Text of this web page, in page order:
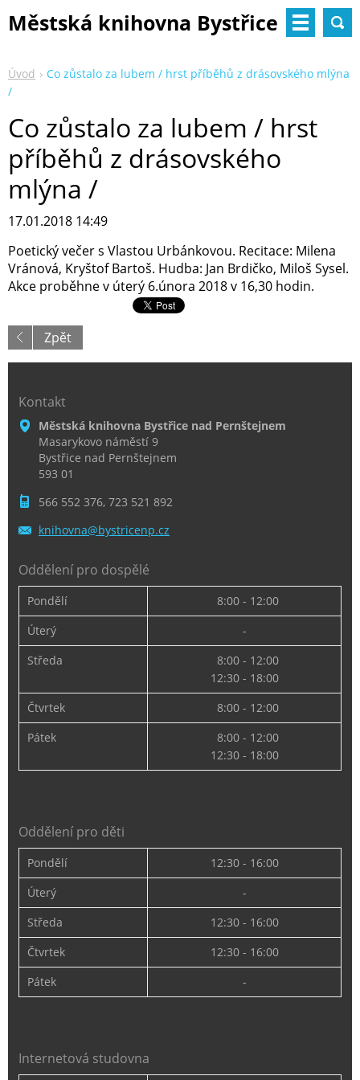
Městská knihovna Bystřice
Úvod
Co zůstalo za lubem / hrst příběhů z drásovského mlýna
/
Co zůstalo za lubem / hrst
příběhů z drásovského
mlýna /
17.01.2018 14:49
Poetický večer s Vlastou Urbánkovou. Recitace: Milena
Vránová, Kryštof Bartoš. Hudba: Jan Brdičko, Miloš Sysel.
Akce proběhne v úterý 6.února 2018 v 16,30 hodin.
Zpět
Kontakt
Městská knihovna Bystřice nad Pernštejnem
Masarykovo náměstí 9
Bystřice nad Pernštejnem
593 01
566 552 376, 723 521 892
knihovna@bystricenp.cz
Oddělení pro dospělé
Pondělí
8:00 - 12:00
Úterý
-
Středa
8:00 - 12:00
12:30 - 18:00
Čtvrtek
8:00 - 12:00
Pátek
8:00 - 12:00
12:30 - 18:00
Oddělení pro děti
Pondělí
12:30 - 16:00
Úterý
-
Středa
12:30 - 16:00
Čtvrtek
12:30 - 16:00
Pátek
-
Internetová studovna